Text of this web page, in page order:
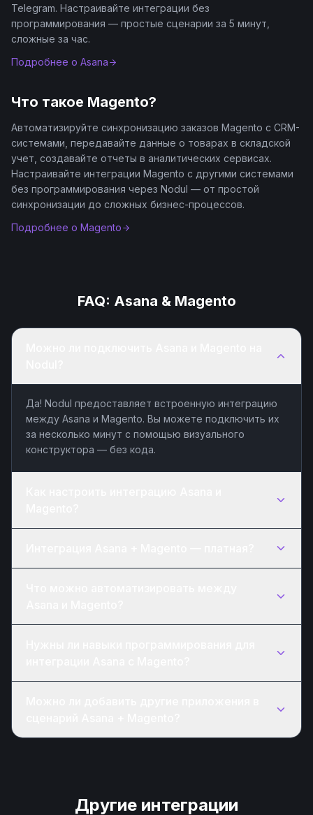
Telegram. Настраивайте интеграции без
программирования — простые сценарии за 5 минут,
сложные за час.
Подробнее о Asana
Что такое Magento?
Автоматизируйте синхронизацию заказов Magento с CRM-
системами, передавайте данные о товарах в складской
учет, создавайте отчеты в аналитических сервисах.
Настраивайте интеграции Magento с другими системами
без программирования через Nodul — от простой
синхронизации до сложных бизнес-процессов.
Подробнее о Magento
FAQ: Asana & Magento
Да! Nodul предоставляет встроенную интеграцию
между Asana и Magento. Вы можете подключить их
за несколько минут с помощью визуального
конструктора — без кода.
Другие интеграции